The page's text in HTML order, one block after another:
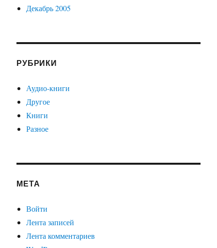
Декабрь 2005
РУБРИКИ
Аудио-книги
Другое
Книги
Разное
МЕТА
Войти
Лента записей
Лента комментариев